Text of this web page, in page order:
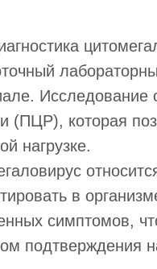
Исследование
(ПЦР), которая
нагрузке.
в
симптомов,
подтверждения